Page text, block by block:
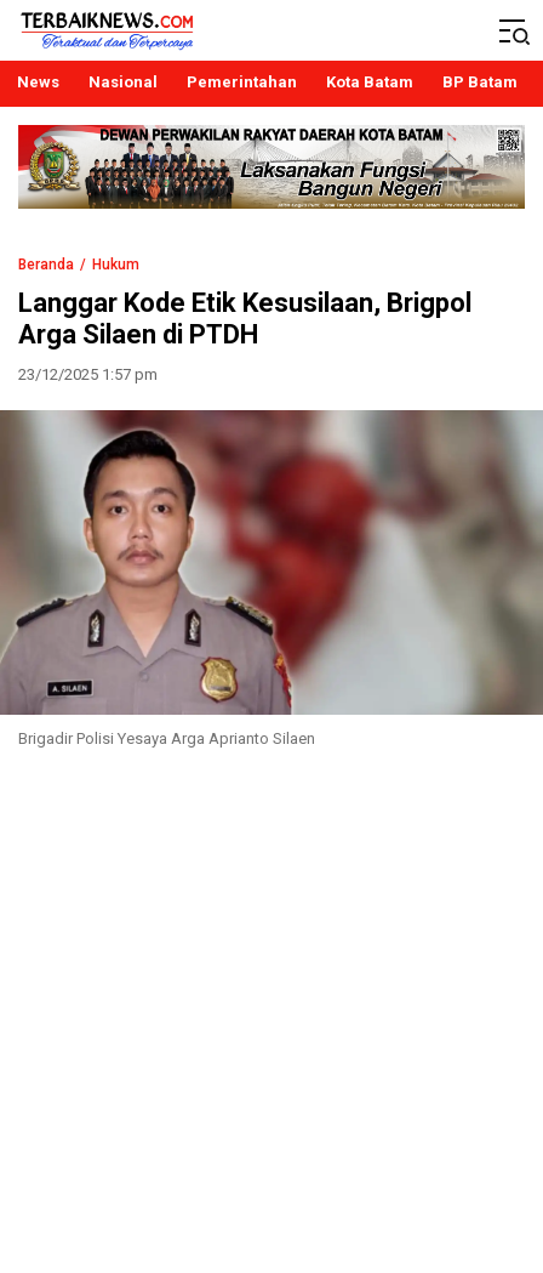
Terbaiknews
Teraktual dan Terpercaya
News Nasional Pemerintahan Kota Batam BP Batam
Beranda Hukum
Langgar Kode Etik Kesusilaan, Brigpol
Arga Silaen di PTDH
23/12/2025 1:57 pm
Brigadir Polisi Yesaya Arga Aprianto Silaen